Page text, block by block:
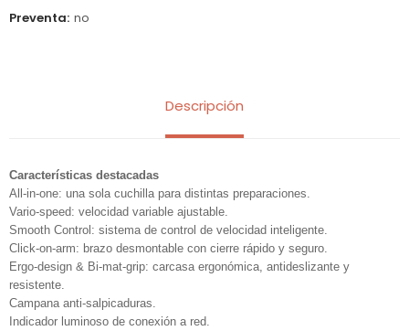
Preventa no
Descripción
Características destacadas
All-in-one: una sola cuchilla para distintas preparaciones.
Vario-speed: velocidad variable ajustable.
Smooth Control: sistema de control de velocidad inteligente.
Click-on-arm: brazo desmontable con cierre rápido y seguro.
Ergo-design & Bi-mat-grip: carcasa ergonómica, antideslizante y
resistente.
Campana anti-salpicaduras.
Indicador luminoso de conexión a red.